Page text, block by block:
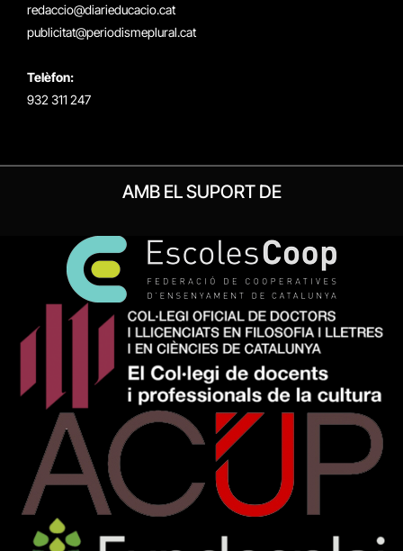
redaccio@diarieducacio.cat
publicitat@periodismeplural.cat
Telèfon:
932 311 247
AMB EL SUPORT DE